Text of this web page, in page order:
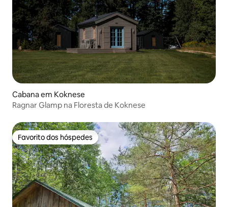
Cabana em Koknese
Ragnar Glamp na Floresta de Koknese
Favorito dos hóspedes
Favorito dos hóspedes